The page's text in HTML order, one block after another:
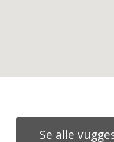
Se alle